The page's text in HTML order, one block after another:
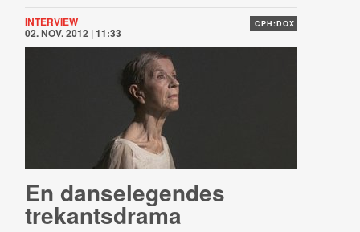
CPH:DOX
INTERVIEW
02. NOV. 2012 | 11:33
En danselegendes
trekantsdrama